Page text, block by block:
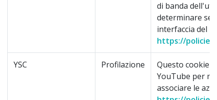
di banda
determinare se
interfaccia del
https://
YSC Profilazione
Questo cookie
YouTube per
associare le